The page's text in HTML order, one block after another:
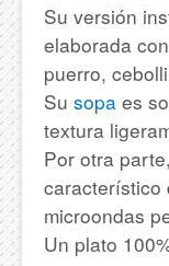
Su versión
elaborada
puerro,
Su sopa es
textura
Por otra
característico
microondas
Un plato